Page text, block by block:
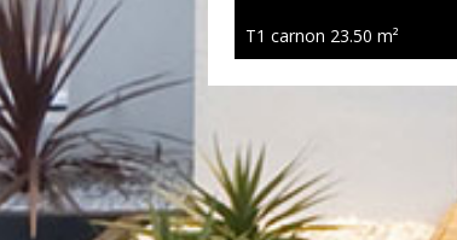
T1 carnon 23.50 m²